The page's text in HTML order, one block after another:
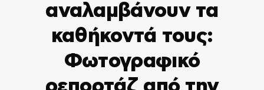
αναλαμβάνουν τα
καθήκοντά τους:
Φωτογραφικό